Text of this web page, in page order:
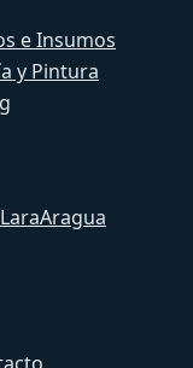
e Insumos
y Pintura
LaraAragua